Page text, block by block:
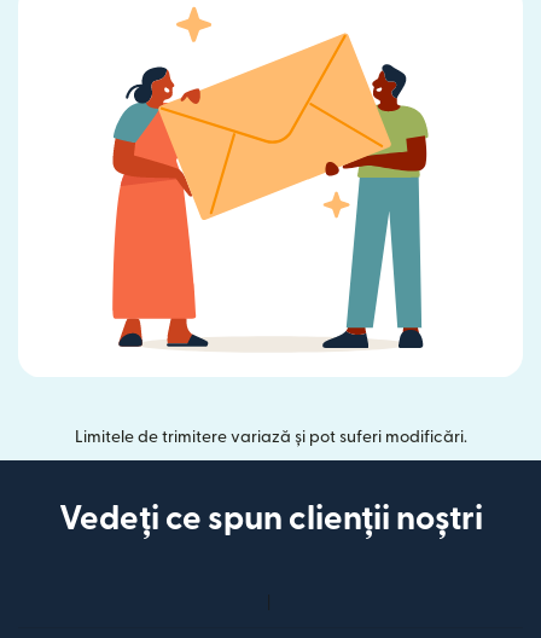
Limitele de trimitere variază și pot suferi modificări.
Vedeți ce spun clienții noștri